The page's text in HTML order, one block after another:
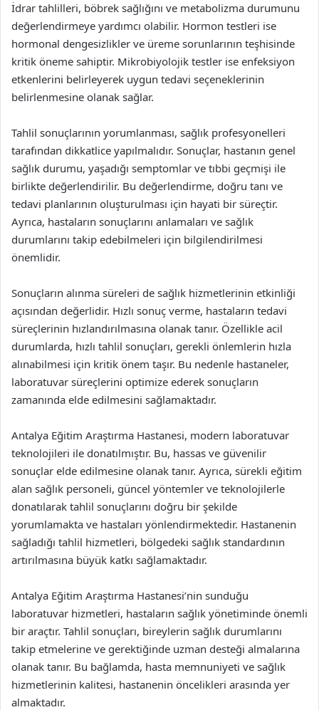
İdrar tahlilleri, böbrek sağlığını ve metabolizma durumunu
değerlendirmeye yardımcı olabilir. Hormon testleri ise
hormonal dengesizlikler ve üreme sorunlarının teşhisinde
kritik öneme sahiptir. Mikrobiyolojik testler ise enfeksiyon
etkenlerini belirleyerek uygun tedavi seçeneklerinin
belirlenmesine olanak sağlar.
Tahlil sonuçlarının yorumlanması, sağlık profesyonelleri
tarafından dikkatlice yapılmalıdır. Sonuçlar, hastanın genel
sağlık durumu, yaşadığı semptomlar ve tıbbi geçmişi ile
birlikte değerlendirilir. Bu değerlendirme, doğru tanı ve
tedavi planlarının oluşturulması için hayati bir süreçtir.
Ayrıca, hastaların sonuçlarını anlamaları ve sağlık
durumlarını takip edebilmeleri için bilgilendirilmesi
önemlidir.
Sonuçların alınma süreleri de sağlık hizmetlerinin etkinliği
açısından değerlidir. Hızlı sonuç verme, hastaların tedavi
süreçlerinin hızlandırılmasına olanak tanır. Özellikle acil
durumlarda, hızlı tahlil sonuçları, gerekli önlemlerin hızla
alınabilmesi için kritik önem taşır. Bu nedenle hastaneler,
laboratuvar süreçlerini optimize ederek sonuçların
zamanında elde edilmesini sağlamaktadır.
Antalya Eğitim Araştırma Hastanesi, modern laboratuvar
teknolojileri ile donatılmıştır. Bu, hassas ve güvenilir
sonuçlar elde edilmesine olanak tanır. Ayrıca, sürekli eğitim
alan sağlık personeli, güncel yöntemler ve teknolojilerle
donatılarak tahlil sonuçlarını doğru bir şekilde
yorumlamakta ve hastaları yönlendirmektedir. Hastanenin
sağladığı tahlil hizmetleri, bölgedeki sağlık standardının
artırılmasına büyük katkı sağlamaktadır.
Antalya Eğitim Araştırma Hastanesi’nin sunduğu
laboratuvar hizmetleri, hastaların sağlık yönetiminde önemli
bir araçtır. Tahlil sonuçları, bireylerin sağlık durumlarını
takip etmelerine ve gerektiğinde uzman desteği almalarına
olanak tanır. Bu bağlamda, hasta memnuniyeti ve sağlık
hizmetlerinin kalitesi, hastanenin öncelikleri arasında yer
almaktadır.